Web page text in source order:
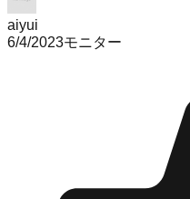
aiyui
6/4/2023モニター